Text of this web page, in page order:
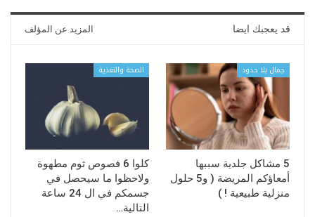
قد يعجبك ايضا المزيد عن المؤلف
جمال بلا حدود
5 مشاكل جلدية سببها
أمعاؤكم المريضة ( و5 حلول
منزلية طبيعية ! )
الصحة والتغذية
كلوا 6 فصوص ثوم مطهوة
ولاحظوا ما سيحصل في
جسمكم في ال 24 ساعة
التالية…